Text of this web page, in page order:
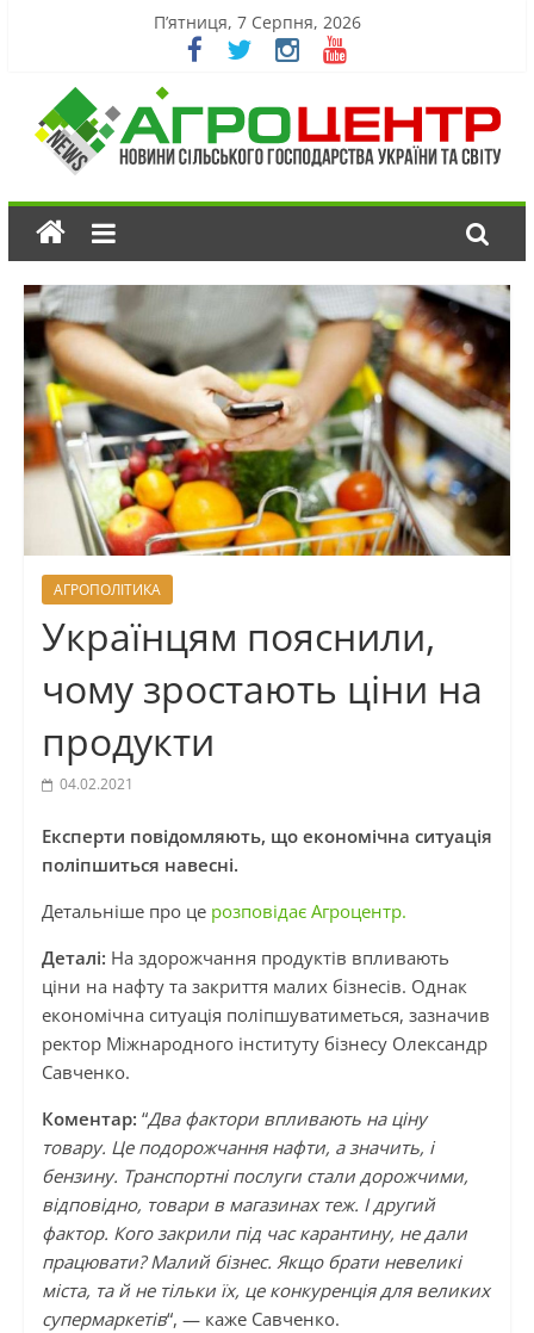
П’ятниця, 7 Серпня, 2026
АГРОПОЛІТИКА
Українцям пояснили,
чому зростають ціни на
продукти
04.02.2021
Експерти повідомляють, що економічна ситуація
поліпшиться навесні.
Детальніше про це розповідає Агроцентр.
Деталі: На здорожчання продуктів впливають
ціни на нафту та закриття малих бізнесів. Однак
економічна ситуація поліпшуватиметься, зазначив
ректор Міжнародного інституту бізнесу Олександр
Савченко.
Коментар: “Два фактори впливають на ціну
товару. Це подорожчання нафти, а значить, і
бензину. Транспортні послуги стали дорожчими,
відповідно, товари в магазинах теж. І другий
фактор. Кого закрили під час карантину, не дали
працювати? Малий бізнес. Якщо брати невеликі
міста, та й не тільки їх, це конкуренція для великих
супермаркетів“, — каже Савченко.